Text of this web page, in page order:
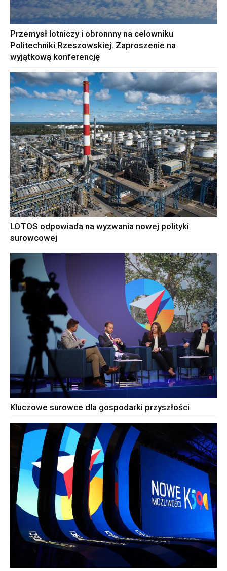
Przemysł lotniczy i obronnny na celowniku
Politechniki Rzeszowskiej. Zaproszenie na
wyjątkową konferencję
LOTOS odpowiada na wyzwania nowej polityki
surowcowej
Kluczowe surowce dla gospodarki przyszłości